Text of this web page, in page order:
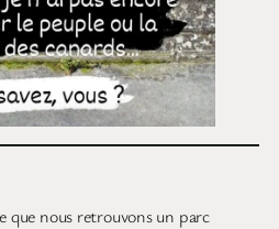
que nous retrouvons un parc